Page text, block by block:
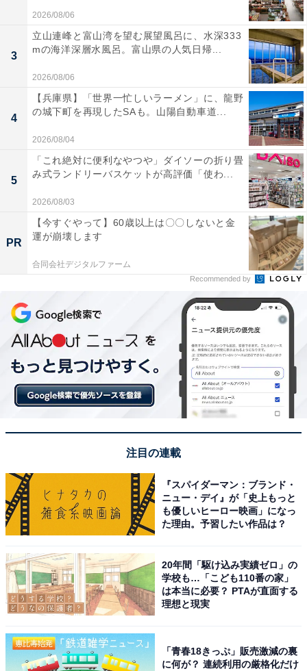
2026/08/06
3
立山連峰と富山湾を望む展望風呂に、水深333
mの海洋深層水風呂。富山県の人気日帰...
2026/08/06
4
【兵庫県】「世界一忙しいラーメン」に、龍野
の城下町を再現したSAも。山陽自動車道...
2026/08/04
5
「これ絶対に便利なやつや」ダイソーの折り畳
み式ランドリーバスケットが高評価「使わ...
2026/08/03
PR
【今すぐやって】60歳以上は〇〇しないと金
運が崩壊します
合同会社デジタルファーム
Recommended by
注目の連載
『スパイダーマン：ブランド・
ニュー・デイ』が「史上もっと
も優しいヒーロー映画」になっ
た理由。予習したい作品は？
20年間「駆け込み実績ゼロ」の
学校も…「こども110番の家」
は本当に必要？ PTAが直面する
理想と現実
「青春18きっぷ」販売激減の裏
に何が？ 連続利用の厳格化だけ